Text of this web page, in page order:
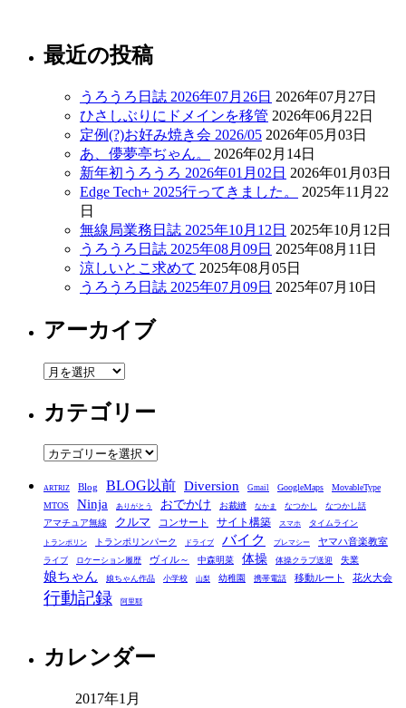
最近の投稿
うろうろ日誌 2026年07月26日 2026年07月27日
ひさしぶりにドメインを移管 2026年06月22日
定例(?)お好み焼き会 2026/05 2026年05月03日
あ、儚夢亭ぢゃん。
2026年02月14日
新年初うろうろ 2026年01月02日 2026年01月03日
Edge Tech+ 2025行ってきました。
2025年11月22
日
無線局業務日誌 2025年10月12日 2025年10月12日
うろうろ日誌 2025年08月09日 2025年08月11日
涼しいとこ求めて 2025年08月05日
うろうろ日誌 2025年07月09日 2025年07月10日
アーカイブ
ア
カ
イ
ブ
カテゴリー
カ
ゴ
リ
ー
ARTRIZ Blog BLOG以前 Diversion Gmail GoogleMaps
MovableType
MTOS
Ninja ありがとう おでかけ お裁縫 なかま なつかし なつかし話
アマチュア無線 クルマ コンサート サイト構築 スマホ タイムライン
トランポリン トランポリンパーク ドライブ バイク プレマシー ヤマハ音楽教室
ライブ ロケーション履歴 ヴィル～ 中森明菜 体操 体操クラブ送迎 失業
娘ちゃん 娘ちゃん作品 小学校 山梨 幼稚園 携帯電話 移動ルート 花火大会
行動記録 阿里耶
カレンダー
2017年1月